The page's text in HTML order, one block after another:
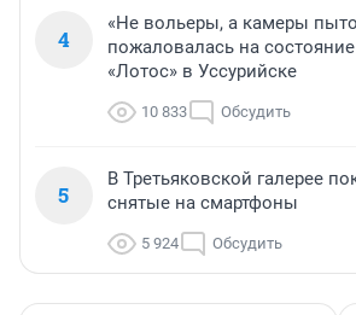
4
«Не вольеры, а камеры
пожаловалась на
«Лотос» в Уссурийске
10 833 Обсудить
5
В Третьяковской галерее
снятые на смартфоны
5 924 Обсудить